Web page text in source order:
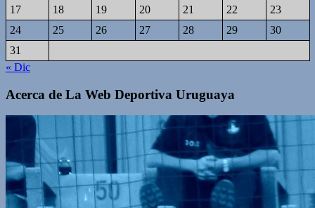
17
18 19 20 21 22
23
24
25 26 27 28 29
30
31
« Dic
Acerca de La Web Deportiva Uruguaya